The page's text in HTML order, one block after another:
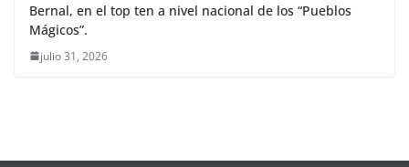
Bernal, en el top ten a nivel nacional de los “Pueblos
Mágicos”.
julio 31, 2026